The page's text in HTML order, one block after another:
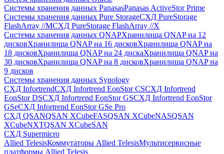
Системы хранения данных PanasasPanasas ActiveStor Prime
Системы хранения данных Pure StorageСХД PureStorage
FlashArray //MСХД PureStorage FlashArray //X
Системы хранения данных QNAPХранилища QNAP на 12
дисковХранилища QNAP на 16 дисковХранилища QNAP на
18 дисковХранилища QNAP на 24 дискаХранилища QNAP на
30 дисковХранилища QNAP на 8 дисковХранилища QNAP на
9 дисков
Системы хранения данных Synology
СХД InfortrendСХД Infortrend EonStor CSСХД Infortrend
EonStor DSСХД Infortrend EonStor GSСХД Infortrend EonStor
GSeСХД Infortrend EonStor GSe Pro
СХД QSANQSAN XCubeFASQSAN XCubeNASQSAN
XCubeNXTQSAN XCubeSAN
СХД Supermicro
Allied TelesisКоммутаторы Allied TelesisМультисервисные
платформы Allied Telesis